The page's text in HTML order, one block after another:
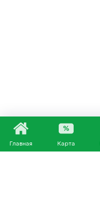
Главная Карта